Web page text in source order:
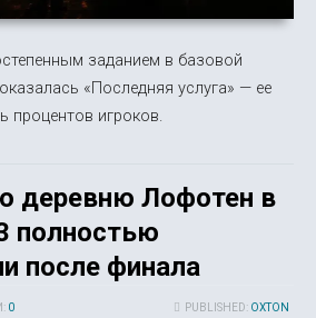
заданием в базовой
«Последняя услуга» — ее
процентов игроков.
деревню Лофотен в
полностью
после финала
PUBLISHED: OXTON
0